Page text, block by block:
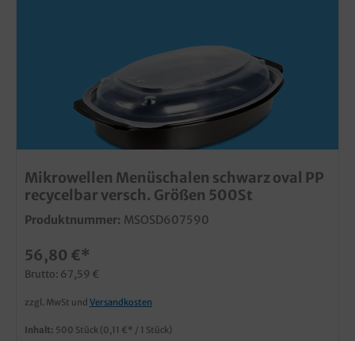
Mikrowellen Menüschalen schwarz oval PP
recycelbar versch. Größen 500St
Produktnummer: MSOSD607590
56,80 €*
Brutto: 67,59 €
zzgl. MwSt und Versandkosten
Inhalt: 500 Stück (0,11 €* / 1 Stück)